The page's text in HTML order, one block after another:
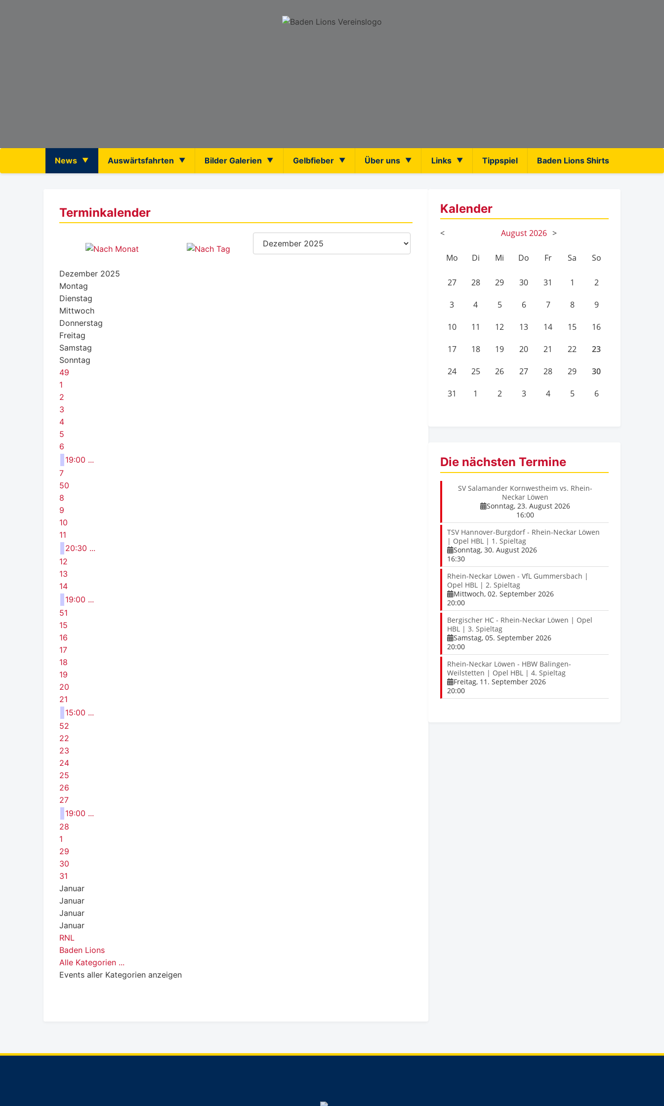
News Auswärtsfahrten Bilder Galerien Gelbfieber Über uns Links Tippspiel Baden Lions Shirts
Terminkalender
Dezember 2025
Montag
Dienstag
Mittwoch
Donnerstag
Freitag
Samstag
Sonntag
49
1
2
3
4
5
6
19:00 ...
7
50
8
9
10
11
20:30 ...
12
13
14
19:00 ...
51
15
16
17
18
19
20
21
15:00 ...
52
22
23
24
25
26
27
19:00 ...
28
1
29
30
31
Januar
Januar
Januar
Januar
RNL
Baden Lions
Alle Kategorien ...
Events aller Kategorien anzeigen
Kalender
< August2026 >
Mo Di Mi Do Fr Sa So
27 28 29 30 31 1 2
3 4 5 6 7 8 9
10 11 12 13 14 15 16
17 18 19 20 21 22 23
24 25 26 27 28 29 30
31 1 2 3 4 5 6
Die nächsten Termine
SV Salamander Kornwestheim vs. Rhein-
Neckar Löwen
Sonntag, 23. August 2026
16:00
TSV Hannover-Burgdorf - Rhein-Neckar Löwen
| Opel HBL | 1. Spieltag
Sonntag, 30. August 2026
16:30
Rhein-Neckar Löwen - VfL Gummersbach |
Opel HBL | 2. Spieltag
Mittwoch, 02. September 2026
20:00
Bergischer HC - Rhein-Neckar Löwen | Opel
HBL | 3. Spieltag
Samstag, 05. September 2026
20:00
Rhein-Neckar Löwen - HBW Balingen-
Weilstetten | Opel HBL | 4. Spieltag
Freitag, 11. September 2026
20:00